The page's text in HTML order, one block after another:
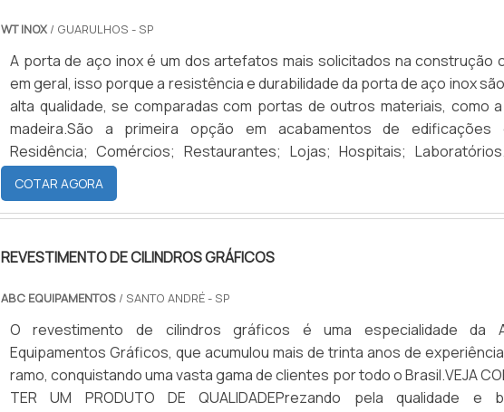
WT INOX/ GUARULHOS - SP
A porta de aço inox é um dos artefatos mais solicitados na construção
em geral, isso porque a resistência e durabilidade da porta de aço inox
alta qualidade, se comparadas com portas de outros materiais, como
madeira.São a primeira opção em acabamentos de edificações
Residência; Comércios; Restaurantes; Lojas; Hospitais;
benefícios do produtoAlém de sua resistência, a porta fabricada em aço
possui um design elegante, o que faz dela adequada para ambien.
COTAR AGORA
REVESTIMENTO DE CILINDROS GRÁFICOS
ABC EQUIPAMENTOS/ SANTO ANDRÉ - SP
O revestimento de cilindros gráficos é uma especialidade da
Equipamentos Gráficos, que acumulou mais de trinta anos de
ramo, conquistando uma vasta gama de clientes por todo o Brasil.VEJA
TER UM PRODUTO DE QUALIDADEPrezando pela qualidade e